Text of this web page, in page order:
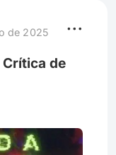
mis
de 2025
de